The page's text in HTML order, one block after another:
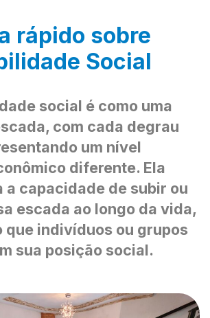
rápido sobre
Social
social é como uma
com cada degrau
um nível
diferente. Ela
a capacidade de subir ou
escada ao longo da vida,
que indivíduos ou grupos
sua posição social.